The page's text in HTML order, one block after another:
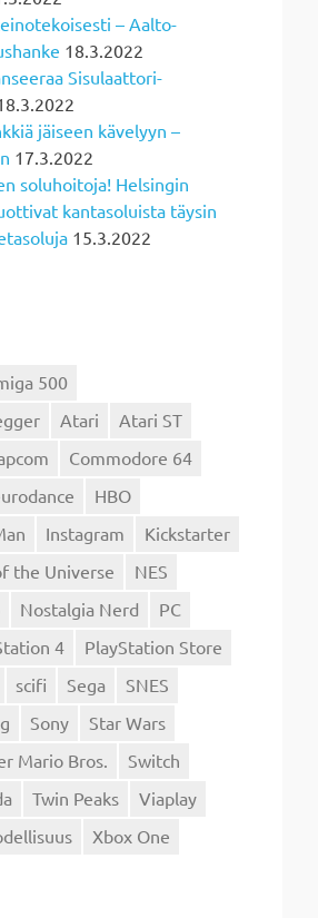
– Aalto-
18.3.2022
Sisulaattori-
jäiseen kävelyyn –
17.3.2022
soluhoitoja! Helsingin
kantasoluista täysin
15.3.2022
500
Atari
Atari ST
Commodore 64
HBO
Instagram
Kickstarter
the Universe
NES
Nostalgia Nerd
PC
4
PlayStation Store
scifi Sega
SNES
Sony
Star Wars
Mario Bros.
Switch
Twin Peaks
Viaplay
Xbox One